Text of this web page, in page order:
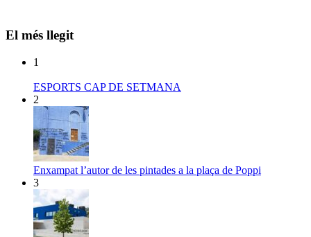
El més llegit
1
ESPORTS CAP DE SETMANA
2
Enxampat l’autor de les pintades a la plaça de Poppi
3